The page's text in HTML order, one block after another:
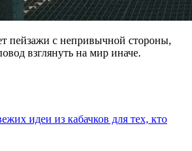
пейзажи с непривычной стороны,
взглянуть на мир иначе.
идеи из кабачков для тех, кто